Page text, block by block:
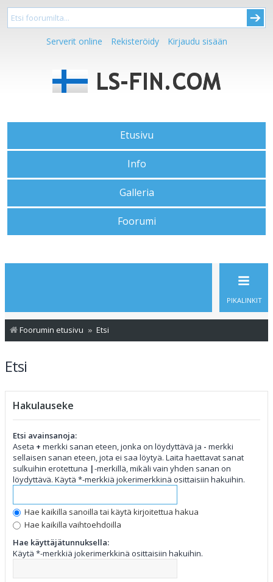
Serverit online Rekisteröidy Kirjaudu sisään
Etusivu
Info
Galleria
Foorumi
PIKALINKIT
Foorumin etusivu Etsi
Etsi
Hakulauseke
Etsi avainsanoja:
Aseta + merkki sanan eteen, jonka on löydyttävä ja - merkki
sellaisen sanan eteen, jota ei saa löytyä. Laita haettavat sanat
sulkuihin erotettuna |-merkillä, mikäli vain yhden sanan on
löydyttävä. Käytä *-merkkiä jokerimerkkinä osittaisiin hakuihin.
Hae kaikilla sanoilla tai käytä kirjoitettua hakua
Hae kaikilla vaihtoehdoilla
Hae käyttäjätunnuksella:
Käytä *-merkkiä jokerimerkkinä osittaisiin hakuihin.